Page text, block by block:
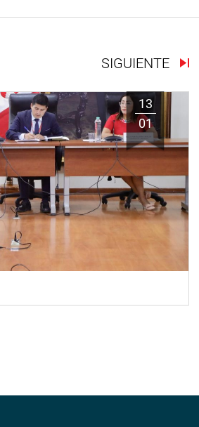
SIGUIENTE
13
01